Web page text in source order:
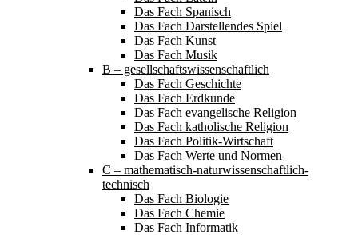
Das Fach Spanisch
Das Fach Darstellendes Spiel
Das Fach Kunst
Das Fach Musik
B – gesellschaftswissenschaftlich
Das Fach Geschichte
Das Fach Erdkunde
Das Fach evangelische Religion
Das Fach katholische Religion
Das Fach Politik-Wirtschaft
Das Fach Werte und Normen
C – mathematisch-naturwissenschaftlich-
technisch
Das Fach Biologie
Das Fach Chemie
Das Fach Informatik